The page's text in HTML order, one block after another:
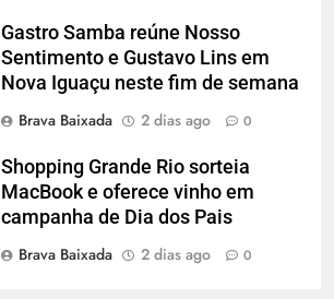
Gastro Samba reúne Nosso
Sentimento e Gustavo Lins em
Nova Iguaçu neste fim de semana
Brava Baixada
2 dias ago 0
Shopping Grande Rio sorteia
MacBook e oferece vinho em
campanha de Dia dos Pais
Brava Baixada
2 dias ago 0